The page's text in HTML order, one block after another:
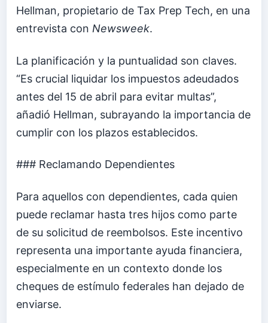
Hellman, propietario de Tax Prep Tech, en una
entrevista con Newsweek.
La planificación y la puntualidad son claves.
“Es crucial liquidar los impuestos adeudados
antes del 15 de abril para evitar multas”,
añadió Hellman, subrayando la importancia de
cumplir con los plazos establecidos.
### Reclamando Dependientes
Para aquellos con dependientes, cada quien
puede reclamar hasta tres hijos como parte
de su solicitud de reembolsos. Este incentivo
representa una importante ayuda financiera,
especialmente en un contexto donde los
cheques de estímulo federales han dejado de
enviarse.